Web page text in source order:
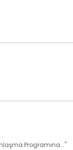
Programına..."